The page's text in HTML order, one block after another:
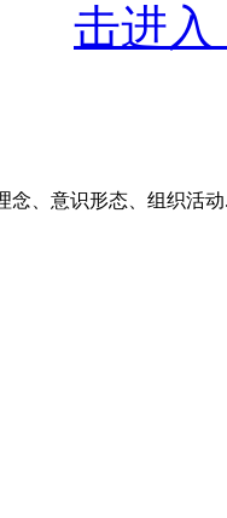
击进入
念、意识形态、组织活动